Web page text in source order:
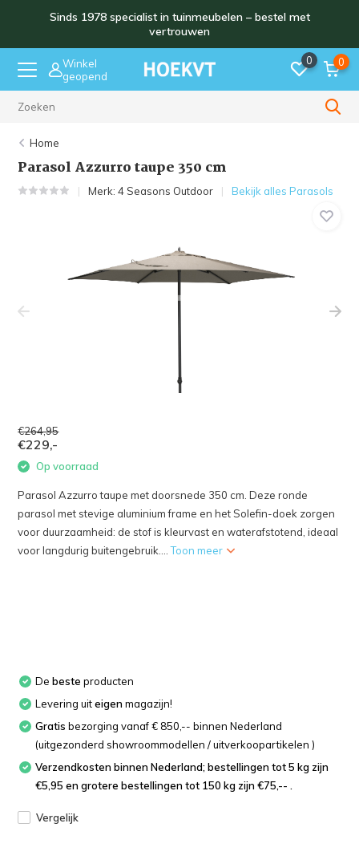
Sinds 1978 specialist in tuinmeubelen – bestel met
vertrouwen
Winkel
geopend
0 0
Home
Parasol Azzurro taupe 350 cm
Merk:4 Seasons Outdoor Bekijk alles Parasols
€264,95
€229,-
Op voorraad
Parasol Azzurro taupe met doorsnede 350 cm. Deze ronde
parasol met stevige aluminium frame en het Solefin-doek zorgen
voor duurzaamheid: de stof is kleurvast en waterafstotend, ideaal
voor langdurig buitengebruik....Toon meer
Debeste producten
Levering uiteigen magazijn!
Gratis bezorging vanaf € 850,-- binnen Nederland
(uitgezonderd showroommodellen / uitverkoopartikelen )
Verzendkosten binnen Nederland; bestellingen tot 5 kg zijn
€5,95 en grotere bestellingen tot 150 kg zijn €75,-- .
Vergelijk